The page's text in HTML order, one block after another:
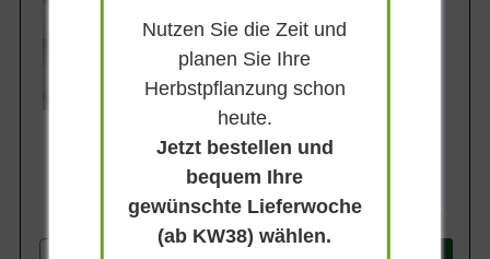
Blütezeit
Mai
Lieferbar
147,90 €
Nutzen Sie die Zeit und
planen Sie Ihre
Herbstpflanzung schon
heute.
Jetzt bestellen und
bequem Ihre
gewünschte Lieferwoche
(ab KW38) wählen.